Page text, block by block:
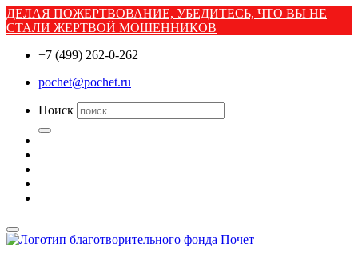
ДЕЛАЯ ПОЖЕРТВОВАНИЕ, УБЕДИТЕСЬ, ЧТО ВЫ НЕ
СТАЛИ ЖЕРТВОЙ МОШЕННИКОВ
+7 (499) 262-0-262
pochet@pochet.ru
Поиск